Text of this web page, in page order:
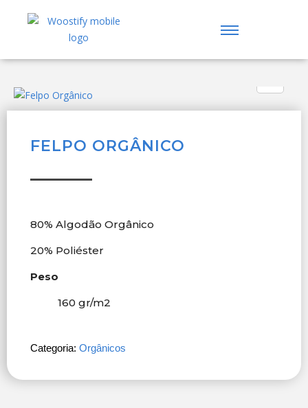
FELPO ORGÂNICO
80% Algodão Orgânico
20% Poliéster
Peso
160 gr/m2
Categoria:Orgânicos